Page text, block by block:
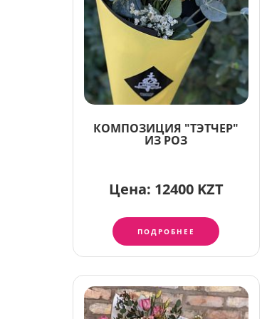
КОМПОЗИЦИЯ "ТЭТЧЕР"
ИЗ РОЗ
Цена: 12400 KZT
ПОДРОБНЕЕ